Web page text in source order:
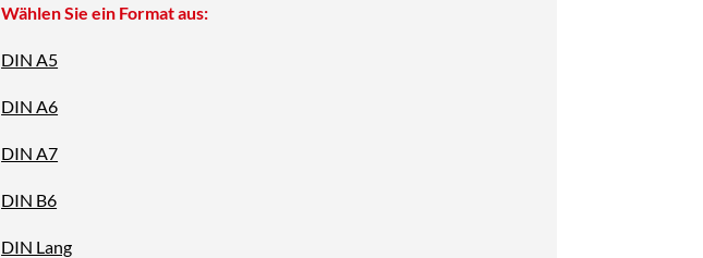
Wählen Sie ein Format aus:
DIN A5
DIN A6
DIN A7
DIN B6
DIN Lang